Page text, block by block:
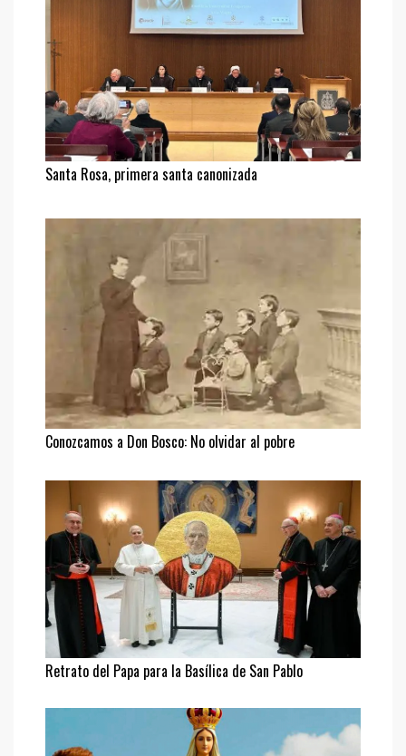
Santa Rosa, primera santa canonizada
Conozcamos a Don Bosco: No olvidar al pobre
Retrato del Papa para la Basílica de San Pablo